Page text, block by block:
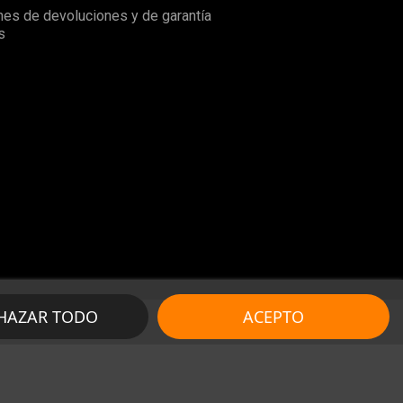
de devoluciones y de garantía
TODO ACEPTO
SeintoSOFT